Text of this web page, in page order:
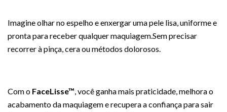
Imagine olhar no espelho e enxergar uma pele lisa, uniforme e
pronta para receber qualquer maquiagem.Sem precisar
recorrer à pinça, cera ou métodos dolorosos.
Com o FaceLisse™, você ganha mais praticidade, melhora o
acabamento da maquiagem e recupera a confiança para sair